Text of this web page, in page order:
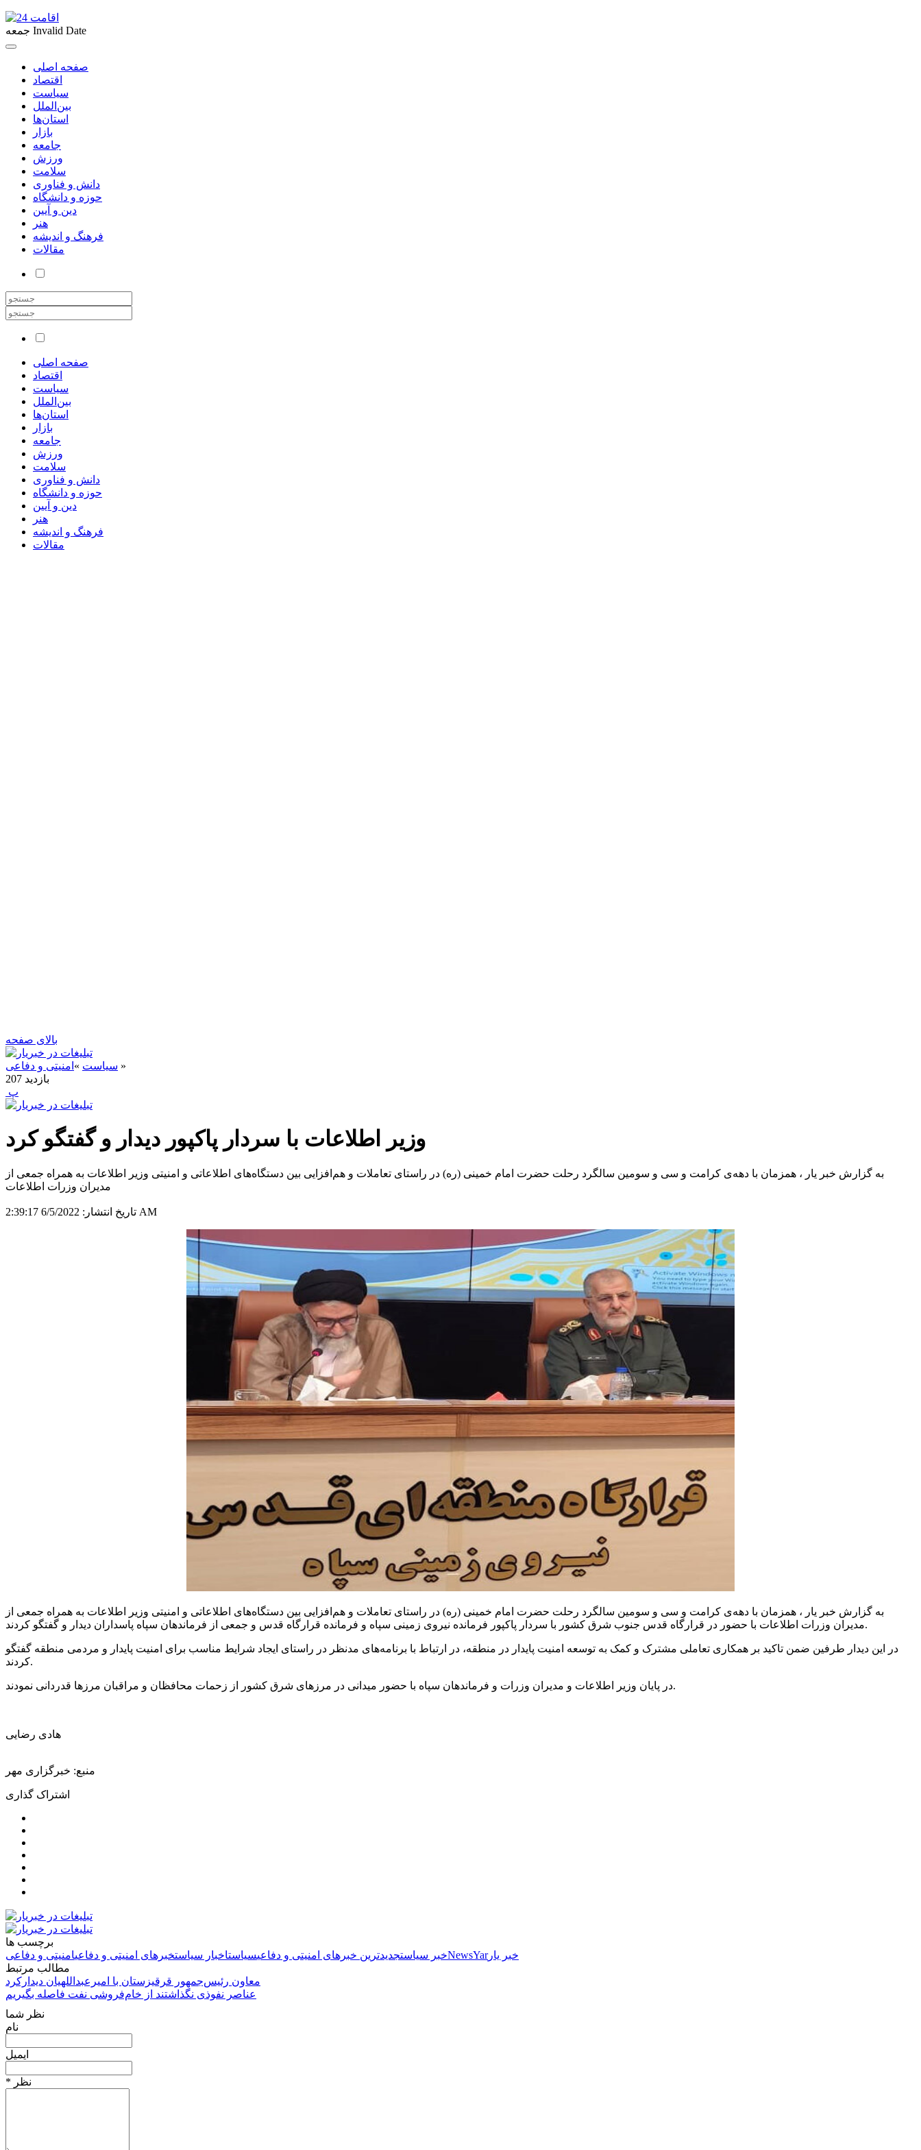
جمعه Invalid Date
صفحه اصلی
اقتصاد
سیاست
بین‌الملل
استان‌ها
بازار
جامعه
ورزش
سلامت
دانش و فناوری
حوزه و دانشگاه
دین و آیین
هنر
فرهنگ و اندیشه
مقالات
صفحه اصلی
اقتصاد
سیاست
بین‌الملل
استان‌ها
بازار
جامعه
ورزش
سلامت
دانش و فناوری
حوزه و دانشگاه
دین و آیین
هنر
فرهنگ و اندیشه
مقالات
بالای صفحه
سیاست » امنیتی و دفاعی
»
207 بازدید
‍ پ
وزیر اطلاعات با سردار پاکپور دیدار و گفتگو کرد
به گزارش خبر یار ، همزمان با دهه‌ی کرامت و سی و سومین سالگرد رحلت حضرت امام خمینی (ره) در راستای تعاملات و هم‌افزایی بین دستگاه‌های اطلاعاتی و امنیتی وزیر اطلاعات به همراه جمعی از
مدیران وزرات اطلاعات
تاریخ انتشار: 6/5/2022 2:39:17 AM
به گزارش خبر یار ، همزمان با دهه‌ی کرامت و سی و سومین سالگرد رحلت حضرت امام خمینی (ره) در راستای تعاملات و هم‌افزایی بین دستگاه‌های اطلاعاتی و امنیتی وزیر اطلاعات به همراه جمعی از
مدیران وزرات اطلاعات با حضور در قرارگاه قدس جنوب شرق کشور با سردار پاکپور فرمانده نیروی زمینی سپاه و فرمانده قرارگاه قدس و جمعی از فرماندهان سپاه پاسداران دیدار و گفتگو کردند.
در این دیدار طرفین ضمن تاکید بر همکاری تعاملی مشترک و کمک به توسعه امنیت پایدار در منطقه، در ارتباط با برنامه‌های مدنظر در راستای ایجاد شرایط مناسب برای امنیت پایدار و مردمی منطقه گفتگو
کردند.
در پایان وزیر اطلاعات و مدیران وزرات و فرماندهان سپاه با حضور میدانی در مرزهای شرق کشور از زحمات محافظان و مراقبان مرزها قدردانی نمودند.
هادی رضایی
منبع: خبرگزاری مهر
اشتراک گذاری
برچسب ها
خبر سیاستجدیدترین خبرهای امنیتی و دفاعیسیاستاخبار سیاستخبرهای امنیتی و دفاعیامنیتی و دفاعی NewsYarخبر یار
مطالب مرتبط
معاون رئیس‌جمهور قرقیزستان با امیرعبداللهیان دیدارکرد
عناصر نفوذی‌ نگذاشتند از خام‌فروشی نفت فاصله بگیریم
نظر شما
نام
ایمیل
* نظر